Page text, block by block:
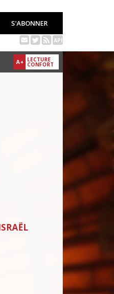
S'ABONNER
API
A+ LECTURE
CONFORT